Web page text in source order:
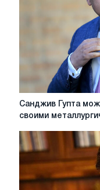
Санджив
потерять
контроль
своими
металлургическими
Санджив Гупта
своими